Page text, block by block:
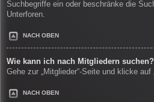
Suchbegriffe ein oder beschränke die
Unterforen.
NACH OBEN
Wie kann ich nach Mitgliedern suchen?
Gehe zur „Mitglieder“-Seite und klicke auf
NACH OBEN